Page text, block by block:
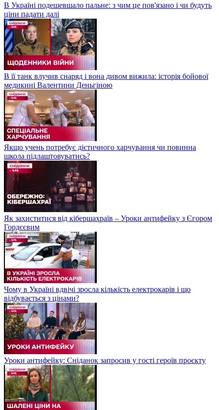
В Україні подешевшало пальне: з чим це пов'язано і чи будуть
ціни падати далі
В її танк влучив снаряд і вона дивом вижила: історія бойової
медикині Валентини Деньгіною
Якщо учень потребує дієтичного харчування чи повинна
школа підлаштовуватись?
Як захиститися від кібершахраїв – Уроки антифейку з Єгором
Гордєєвим
Чому в Україні вдвічі зросла кількість електрокарів і що
відбувається з цінами?
Уроки антифейку: Сніданок запросив у гості героїв проєкту